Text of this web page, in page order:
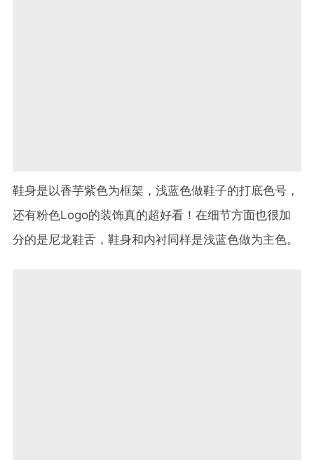
鞋身是以香芋紫色为框架，浅蓝色做鞋子的打底色号，
还有粉色Logo的装饰真的超好看！在细节方面也很加
分的是尼龙鞋舌，鞋身和内衬同样是浅蓝色做为主色。